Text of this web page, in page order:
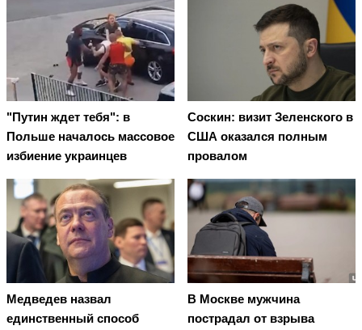
"Путин ждет тебя": в
Польше началось массовое
избиение украинцев
Соскин: визит Зеленского в
США оказался полным
провалом
Медведев назвал
единственный способ
В Москве мужчина
пострадал от взрыва